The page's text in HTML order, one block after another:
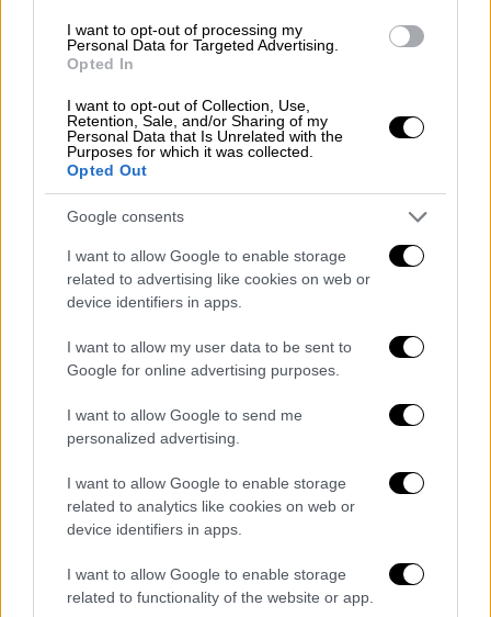
I want to opt-out of processing my
Personal Data for Targeted Advertising.
Opted In
I want to opt-out of Collection, Use,
Retention, Sale, and/or Sharing of my
Personal Data that Is Unrelated with the
Purposes for which it was collected.
Opted Out
Google consents
I want to allow Google to enable storage
related to advertising like cookies on web or
device identifiers in apps.
I want to allow my user data to be sent to
Google for online advertising purposes.
I want to allow Google to send me
personalized advertising.
I want to allow Google to enable storage
related to analytics like cookies on web or
device identifiers in apps.
I want to allow Google to enable storage
related to functionality of the website or app.
Στο ηχητικό απόσπασμα από τις συνομιλίες
με τον πύργο ελέγχου, ο πιλότος ακούγεται
να λέει «Κηρύσσω έκτακτη ανάγκη. Mayday,
mayday, mayday»
Κόσμος|17.07.2025 09:30
Air India: Ο κυβερνήτης έκοψε τους
κινητήρες; Κρίσιμα ερωτήματα για τα
αίτια της συντριβής